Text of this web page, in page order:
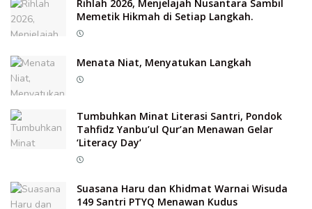
Rihlah 2026, Menjelajah Nusantara Sambil
Memetik Hikmah di Setiap Langkah.
Menata Niat, Menyatukan Langkah
Tumbuhkan Minat Literasi Santri, Pondok
Tahfidz Yanbu’ul Qur’an Menawan Gelar
‘Literacy Day’
Suasana Haru dan Khidmat Warnai Wisuda
149 Santri PTYQ Menawan Kudus